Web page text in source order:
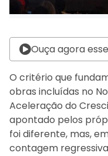
Ouça agora
O critério que
obras incluídas no
Aceleração do
apontado pelos
foi diferente, mas,
contagem